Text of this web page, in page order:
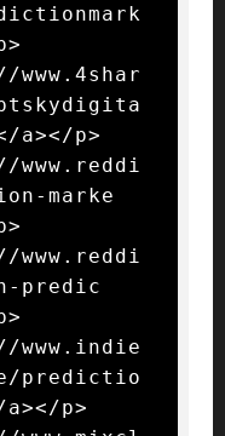
ptskydigita
a></p>
marke
predic
www.indie
predictio
p>